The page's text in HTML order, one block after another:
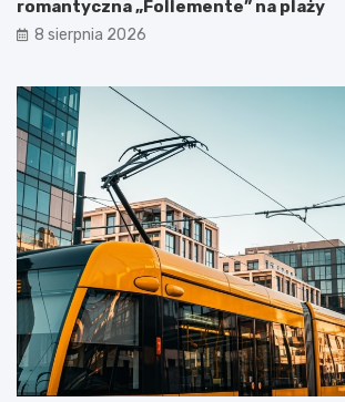
romantyczna „Follemente” na plaży
8 sierpnia 2026